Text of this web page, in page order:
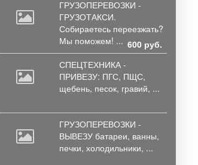
ГРУЗОПЕРЕВОЗКИ -
ГРУЗОТАКСИ.
Собираетесь переезжать?
Мы поможем! ... 600 руб.
СПЕЦТЕХНИКА -
ПРИВЕЗУ: ПГС, ПЩС,
щебень, песок, гравий, ...
ГРУЗОПЕРЕВОЗКИ -
ВЫВЕЗУ батареи, ванны,
печки, холодильники, ...